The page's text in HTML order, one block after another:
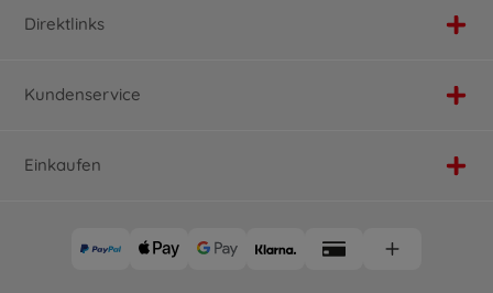
Direktlinks
Kundenservice
Einkaufen